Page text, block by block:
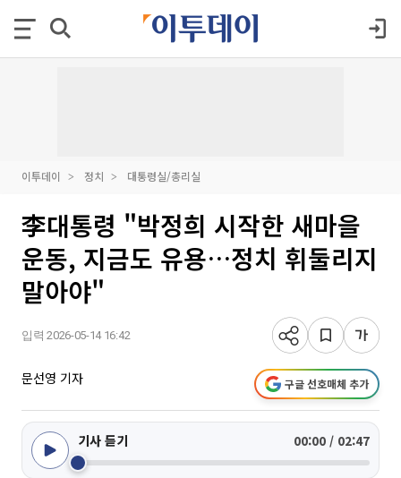
이투데이 정치 대통령실/총리실
李대통령 "박정희 시작한 새마을
운동, 지금도 유용…정치 휘둘리지
말아야"
입력 2026-05-14 16:42
문선영 기자 구글 선호매체 추가
기사 듣기 00:00 / 02:47